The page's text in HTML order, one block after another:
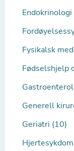
Endokrinologi
Fysikalsk
Fødselshjelp
Generell
Geriatri (10)